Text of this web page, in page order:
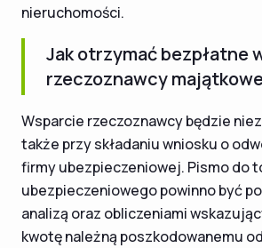
nieruchomości.
Jak otrzymać bezpłatne
rzeczoznawcy
Wsparcie rzeczoznawcy będzie
także przy składaniu wniosku o
firmy ubezpieczeniowej. Pismo do
ubezpieczeniowego powinno być
analizą oraz obliczeniami
kwotę należną poszkodowanemu od